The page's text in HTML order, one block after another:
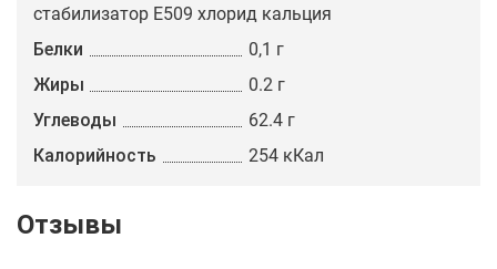
стабилизатор Е509 хлорид кальция
Белки
0,1 г
Жиры
0.2 г
Углеводы
62.4 г
Калорийность
254 кКал